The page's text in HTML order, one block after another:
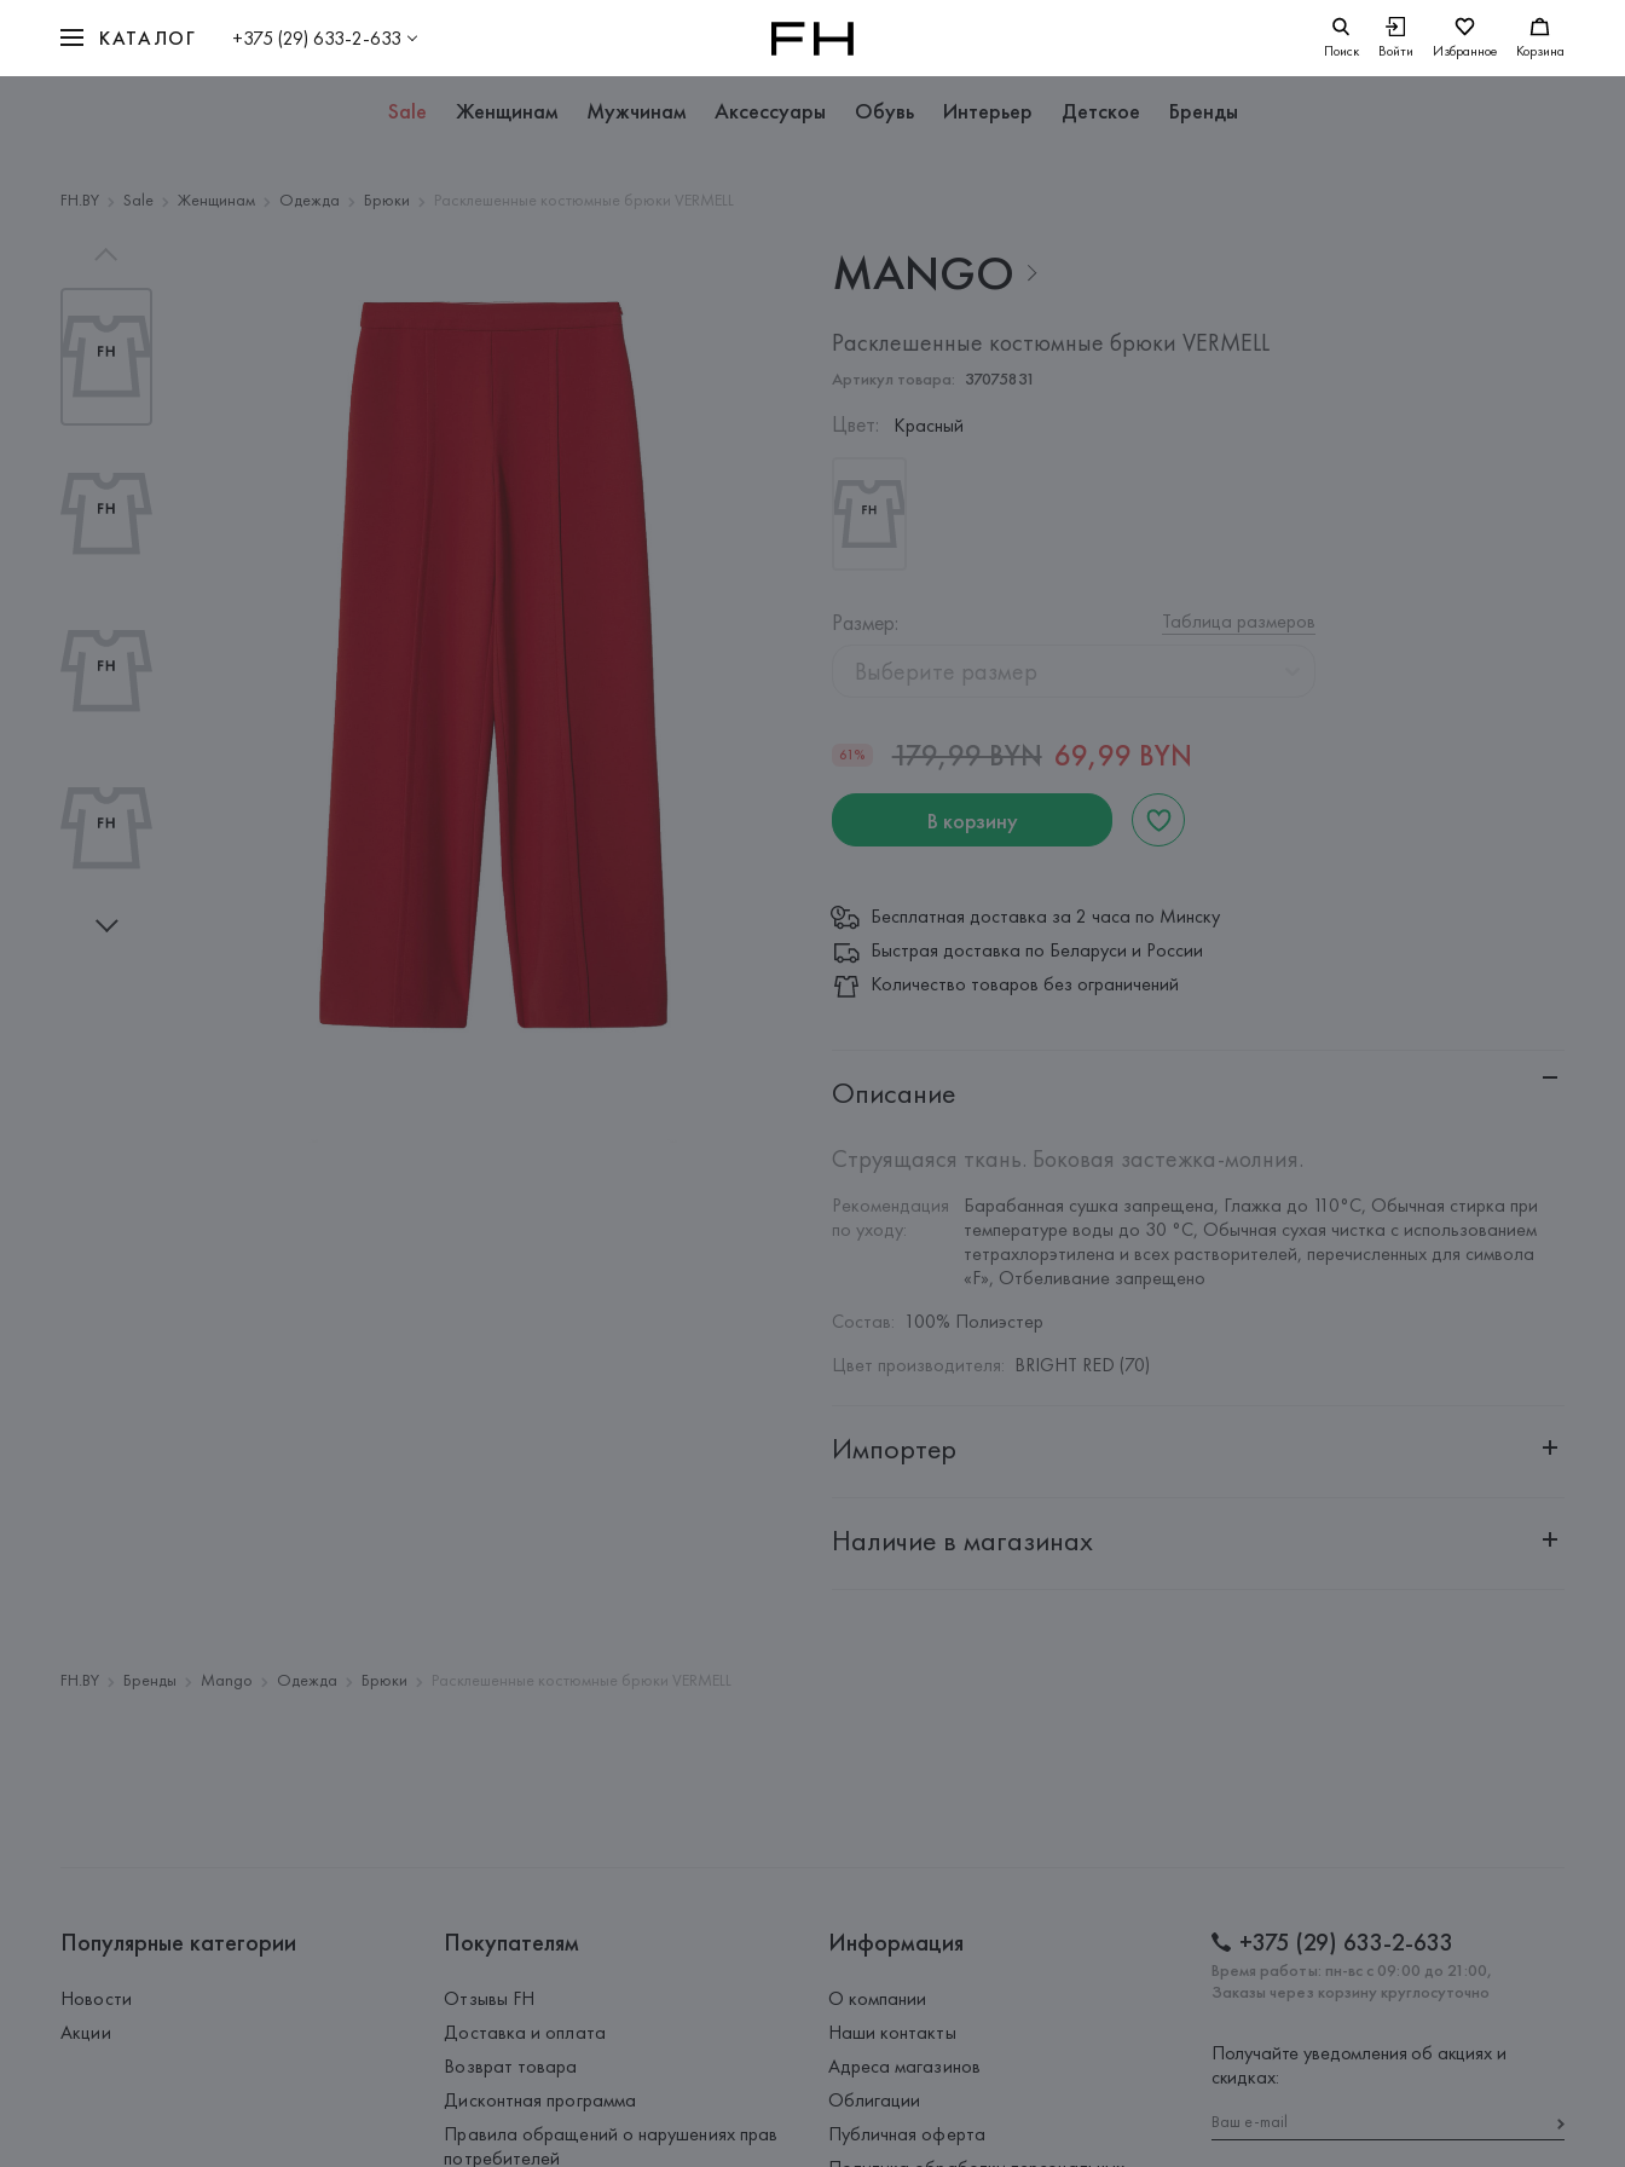
КАТАЛОГ +375 (29) 633-2-633 Поиск Войти Избранное Корзина
Sale Женщинам Мужчинам Аксессуары Обувь Интерьер Детское Бренды
FH.BY Sale Женщинам Одежда Брюки Расклешенные костюмные брюки VERMELL
MANGO
Расклешенные костюмные брюки VERMELL
Артикул товара: 37075831
Цвет: Красный
Размер: Таблица размеров
Выберите размер
61% 179,99 BYN 69,99 BYN
В корзину
Бесплатная доставка за 2 часа по Минску
Быстрая доставка по Беларуси и России
Количество товаров без ограничений
Описание
Струящаяся ткань. Боковая застежка-молния.
Рекомендация
по уходу:
Барабанная сушка запрещена, Глажка до 110°C, Обычная стирка при
температуре воды до 30 °C, Обычная сухая чистка с использованием
тетрахлорэтилена и всех растворителей, перечисленных для символа
«F», Отбеливание запрещено
Состав: 100% Полиэстер
Цвет производителя: BRIGHT RED (70)
Импортер
Адрес: Республика Беларусь, 220030, г. Минск, ул. Немига, 5, пом. 39, ком. 1
Наличие в магазинах
FH.BY Бренды Mango Одежда Брюки Расклешенные костюмные брюки VERMELL
Популярные категории
Новости
Акции
Покупателям
Отзывы FH
Доставка и оплата
Возврат товара
Дисконтная программа
Правила обращений о нарушениях прав
потребителей
Информация
О компании
Наши контакты
Адреса магазинов
Облигации
Публичная оферта
+375 (29) 633-2-633
Время работы: пн-вс с 09:00 до 21:00,
Заказы через корзину круглосуточно
Получайте уведомления об акциях и
скидках: